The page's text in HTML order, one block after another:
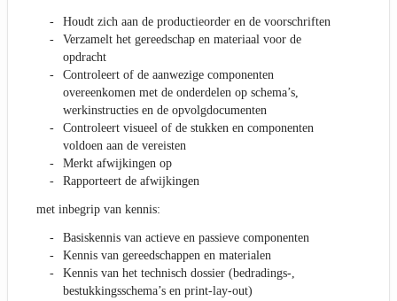
Houdt zich aan de productieorder en de voorschriften
Verzamelt het gereedschap en materiaal voor de
opdracht
Controleert of de aanwezige componenten
overeenkomen met de onderdelen op schema’s,
werkinstructies en de opvolgdocumenten
Controleert visueel of de stukken en componenten
voldoen aan de vereisten
Merkt afwijkingen op
Rapporteert de afwijkingen
met inbegrip van kennis:
Basiskennis van actieve en passieve componenten
Kennis van gereedschappen en materialen
Kennis van het technisch dossier (bedradings-,
bestukkingsschema’s en print-lay-out)